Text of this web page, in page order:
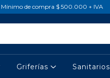
Mínimo de compra $ 500.000 + IVA
Griferías Sanitarios